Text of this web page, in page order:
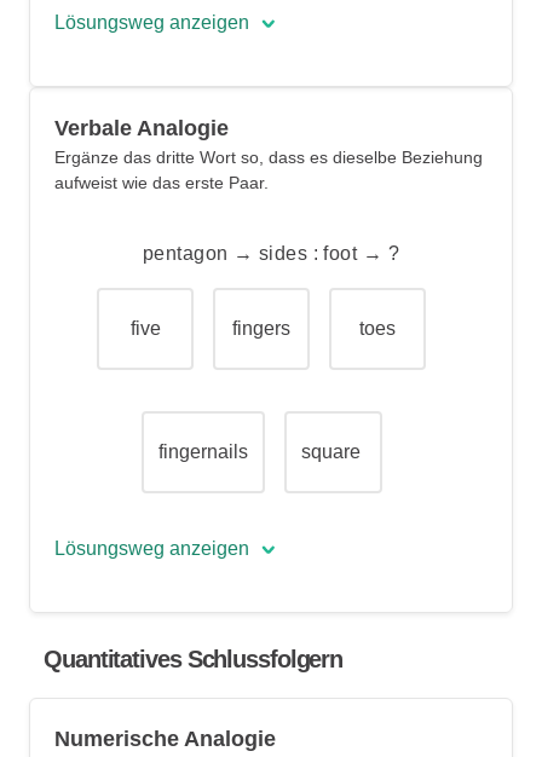
Lösungsweg anzeigen
»hardworking«.
Diese Wörter beschreiben alle eine
Verbale Analogie
Ergänze das dritte Wort so, dass es dieselbe Beziehung
aufweist wie das erste Paar.
pentagon → sides : foot → ?
five fingers toes
fingernails square
Lösungsweg anzeigen
Ein Pentagon hat fünf Seiten, genauso
wie ein Fuß fünf Zehen besitzt.
Quantitatives Schlussfolgern
Numerische Analogie